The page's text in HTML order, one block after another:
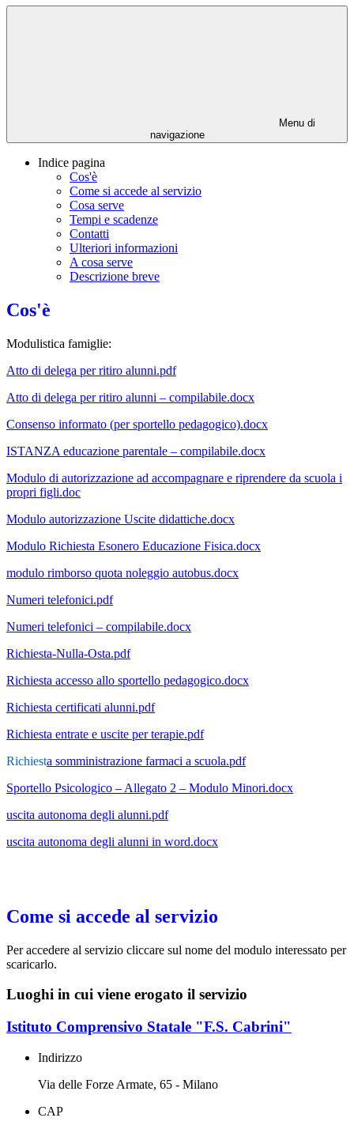
Menu di
navigazione
Indice pagina
Cos'è
Come si accede al servizio
Cosa serve
Tempi e scadenze
Contatti
Ulteriori informazioni
A cosa serve
Descrizione breve
Cos'è
Modulistica famiglie:
Atto di delega per ritiro alunni.pdf
Atto di delega per ritiro alunni – compilabile.docx
Consenso informato (per sportello pedagogico).docx
ISTANZA educazione parentale – compilabile.docx
Modulo di autorizzazione ad accompagnare e riprendere da scuola i
propri figli.doc
Modulo autorizzazione Uscite didattiche.docx
Modulo Richiesta Esonero Educazione Fisica.docx
modulo rimborso quota noleggio autobus.docx
Numeri telefonici.pdf
Numeri telefonici – compilabile.docx
Richiesta-Nulla-Osta.pdf
Richiesta accesso allo sportello pedagogico.docx
Richiesta certificati alunni.pdf
Richiesta entrate e uscite per terapie.pdf
Richiesta somministrazione farmaci a scuola.pdf
Sportello Psicologico – Allegato 2 – Modulo Minori.docx
uscita autonoma degli alunni.pdf
uscita autonoma degli alunni in word.docx
Come si accede al servizio
Per accedere al servizio cliccare sul nome del modulo interessato per
scaricarlo.
Luoghi in cui viene erogato il servizio
Istituto Comprensivo Statale "F.S. Cabrini"
Indirizzo
Via delle Forze Armate, 65 - Milano
CAP